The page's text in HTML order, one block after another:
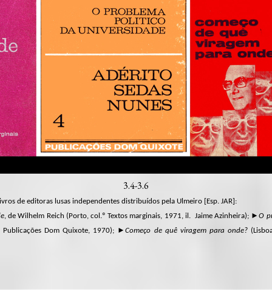
3.4-3.6
de editoras lusas independentes distribuídos pela Ulmeiro [Esp. JAR]:
, de Wilhelm Reich (Porto, col.º Textos marginais, 1971, il. Jaime Azinheira); ►O
Publicações Dom Quixote, 1970); ►Começo de quê viragem para onde?